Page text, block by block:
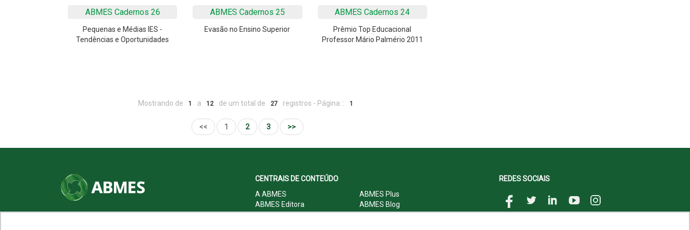
ABMES Cadernos 26
Pequenas e Médias IES -
Tendências e Oportunidades
ABMES Cadernos 25
Evasão no Ensino Superior
ABMES Cadernos 24
Prêmio Top Educacional
Professor Mário Palmério 2011
Mostrando de 1 a 12 de um total de 27 registros - Página :: 1
<< 1 2 3 >>
CENTRAIS DE CONTEÚDO
A ABMES
ABMES Plus
ABMES Editora
ABMES Blog
ABMES LInC
Legislação
REDES SOCIAIS